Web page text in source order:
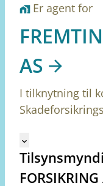
home_work Er agent for
AS
I tilknytning til
Mangler tekst for
keyboard_arrow_down
FORSIKRING